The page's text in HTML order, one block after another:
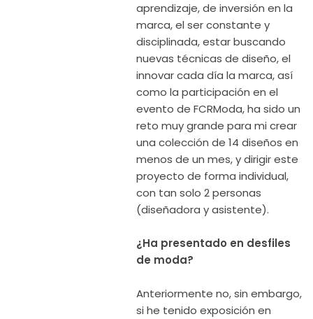
aprendizaje, de inversión en la
marca, el ser constante y
disciplinada, estar buscando
nuevas técnicas de diseño, el
innovar cada día la marca, así
como la participación en el
evento de FCRModa, ha sido un
reto muy grande para mi crear
una colección de 14 diseños en
menos de un mes, y dirigir este
proyecto de forma individual,
con tan solo 2 personas
(diseñadora y asistente).
¿Ha presentado en desfiles
de moda?
Anteriormente no, sin embargo,
si he tenido exposición en